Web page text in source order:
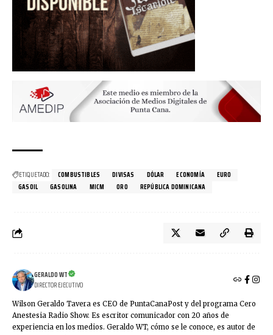
ETIQUETADO: COMBUSTIBLES DIVISAS DÓLAR ECONOMÍA
EURO
GASOIL
GASOLINA MICM ORO REPÚBLICA DOMINICANA
GERALDO WT
DIRECTOR EJECUTIVO
Wilson Geraldo Tavera es CEO de PuntaCanaPost y del programa Cero
Anestesia Radio Show. Es escritor comunicador con 20 años de
experiencia en los medios. Geraldo WT, cómo se le conoce, es autor de